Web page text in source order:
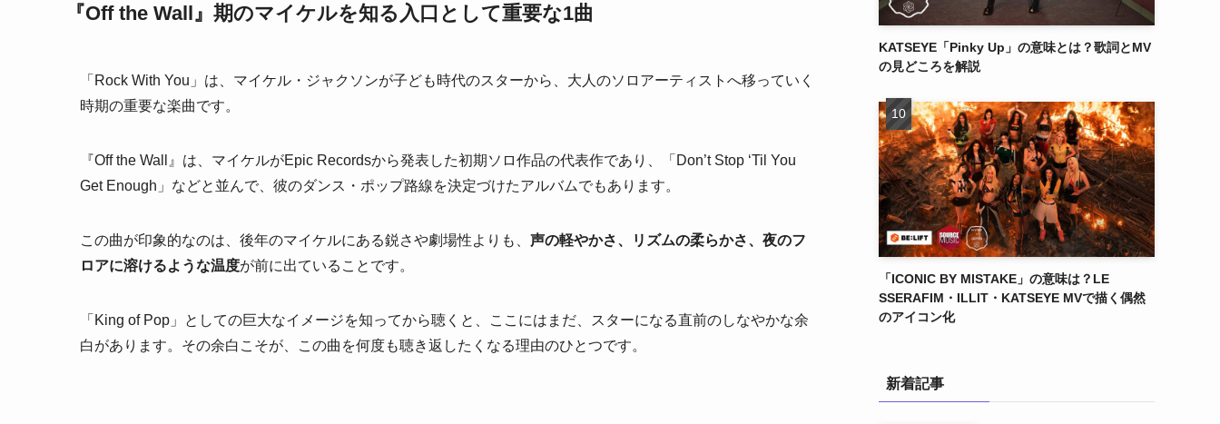
『Off the Wall』期のマイケルを知る入口として重要な1曲
「Rock With You」は、マイケル・ジャクソンが子ども時代のスターから、大人のソロアーティストへ移っていく
時期の重要な楽曲です。
『Off the Wall』は、マイケルがEpic Recordsから発表した初期ソロ作品の代表作であり、「Don’t Stop ‘Til You
Get Enough」などと並んで、彼のダンス・ポップ路線を決定づけたアルバムでもあります。
この曲が印象的なのは、後年のマイケルにある鋭さや劇場性よりも、 声の軽やかさ、リズムの柔らかさ、夜のフ
ロアに溶けるような温度が前に出ていることです。
「King of Pop」としての巨大なイメージを知ってから聴くと、ここにはまだ、スターになる直前のしなやかな余
白があります。その余白こそが、この曲を何度も聴き返したくなる理由のひとつです。
KATSEYE「Pinky Up」の意味とは？歌詞とMV
の見どころを解説
「ICONIC BY MISTAKE」の意味は？LE
SSERAFIM・ILLIT・KATSEYE MVで描く偶然
のアイコン化
新着記事